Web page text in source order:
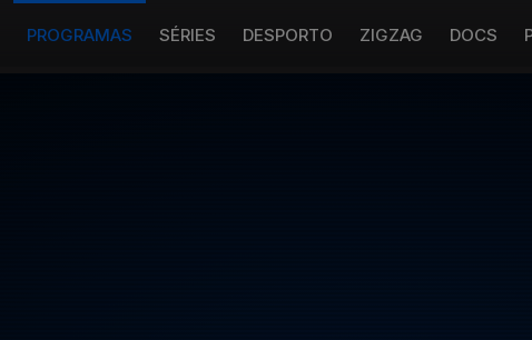
PROGRAMAS SÉRIES DESPORTO ZIGZAG DOCS